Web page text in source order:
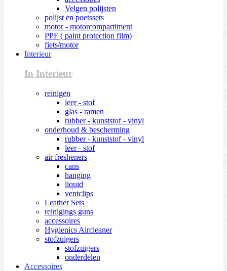
Velgen polijsten
polijst en poetssets
motor - motorcompartiment
PPF ( paint protection film)
fiets/motor
Interieur
In Interieur
reinigen
leer - stof
glas - ramen
rubber - kunststof - vinyl
onderhoud & bescherming
rubber - kunststof - vinyl
leer - stof
air fresheners
cans
hanging
liquid
ventclips
Leather Sets
reinigings guns
accessoires
Hygienics Aircleaner
stofzuigers
stofzuigers
onderdelen
Accessoires